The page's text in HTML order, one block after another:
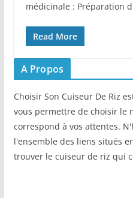
médicinale : Préparation
Read More
A Propos
Choisir Son Cuiseur De Riz
vous permettre de choisir le
correspond à vos attentes.
l'ensemble des liens situés
trouver le cuiseur de riz qui